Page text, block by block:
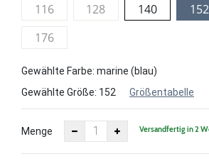
116 128 140 152
176
Gewählte Farbe: marine (blau)
Gewählte Größe: 152 Größentabelle
Menge Versandfertig in 2